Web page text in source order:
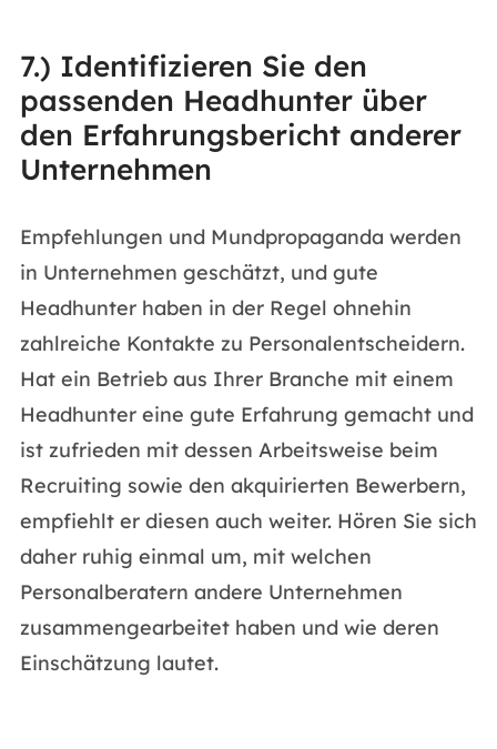
7.) Identifizieren Sie den
passenden Headhunter über
den Erfahrungsbericht anderer
Unternehmen
Empfehlungen und Mundpropaganda werden
in Unternehmen geschätzt, und gute
Headhunter haben in der Regel ohnehin
zahlreiche Kontakte zu Personalentscheidern.
Hat ein Betrieb aus Ihrer Branche mit einem
Headhunter eine gute Erfahrung gemacht und
ist zufrieden mit dessen Arbeitsweise beim
Recruiting sowie den akquirierten Bewerbern,
empfiehlt er diesen auch weiter. Hören Sie sich
daher ruhig einmal um, mit welchen
Personalberatern andere Unternehmen
zusammengearbeitet haben und wie deren
Einschätzung lautet.